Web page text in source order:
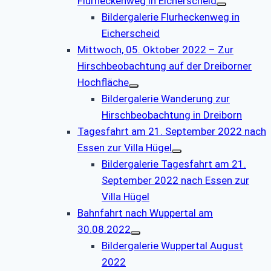
Bildergalerie Flurheckenweg in
Eicherscheid
Mittwoch, 05. Oktober 2022 – Zur
Hirschbeobachtung auf der Dreiborner
Hochfläche
Bildergalerie Wanderung zur
Hirschbeobachtung in Dreiborn
Tagesfahrt am 21. September 2022 nach
Essen zur Villa Hügel
Bildergalerie Tagesfahrt am 21.
September 2022 nach Essen zur
Villa Hügel
Bahnfahrt nach Wuppertal am
30.08.2022
Bildergalerie Wuppertal August
2022